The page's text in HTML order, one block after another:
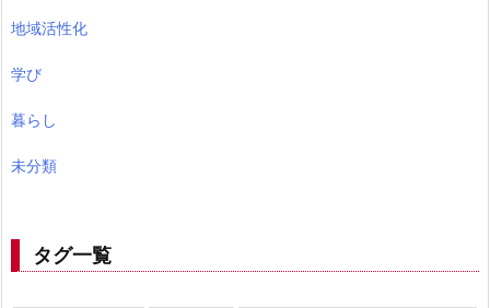
地域活性化
学び
暮らし
未分類
タグ一覧